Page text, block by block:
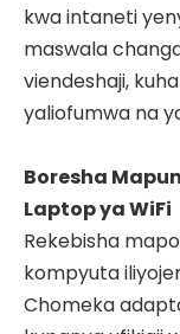
kwa intaneti
maswala
viendeshaji,
yaliofumwa na
Boresha
Laptop ya WiFi
Rekebisha
kompyuta
Chomeka